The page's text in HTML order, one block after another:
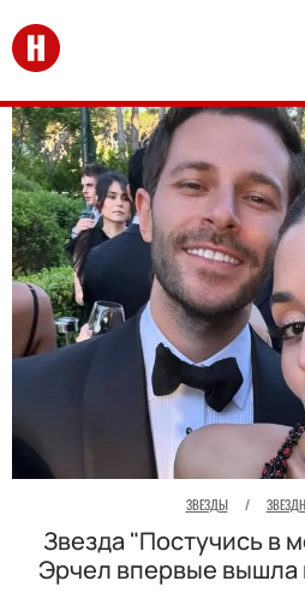
Перейти на главную
ЗВЕЗДЫ /
Звезда "Постучись в
Эрчел впервые вышла